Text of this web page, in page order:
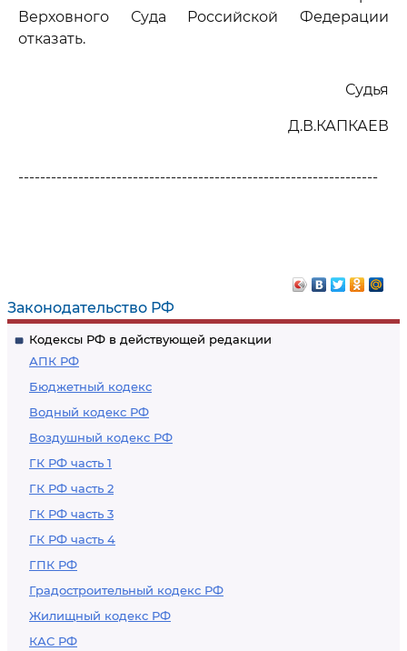
Законодательство РФ
Кодексы РФ в действующей редакции
АПК РФ
Бюджетный кодекс
Водный кодекс РФ
Воздушный кодекс РФ
ГК РФ часть 1
ГК РФ часть 2
ГК РФ часть 3
ГК РФ часть 4
ГПК РФ
Градостроительный кодекс РФ
Жилищный кодекс РФ
КАС РФ
Верховного Суда Российской Федерации
отказать.
Судья
Д.В.КАПКАЕВ
------------------------------------------------------------------